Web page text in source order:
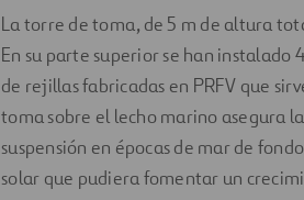
La torre de toma, de 5 m de altura
En su parte superior se han instalado
de rejillas fabricadas en PRFV que
toma sobre el lecho marino asegura
suspensión en épocas de mar de
solar que pudiera fomentar un